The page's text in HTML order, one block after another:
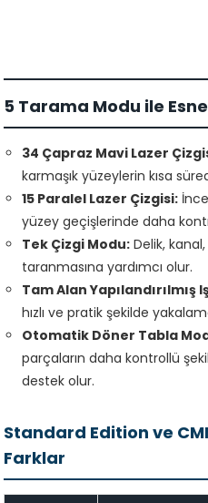
5 Tarama Modu ile
34 Çapraz Mavi Lazer
karmaşık yüzeylerin kısa
15 Paralel Lazer Çizgisi:
yüzey geçişlerinde daha
Tek Çizgi Modu: Delik,
taranmasına yardımcı olur.
Tam Alan Yapılandırılmış
hızlı ve pratik şekilde
Otomatik Döner Tabla
parçaların daha kontrollü
destek olur.
Standard Edition ve
Farklar